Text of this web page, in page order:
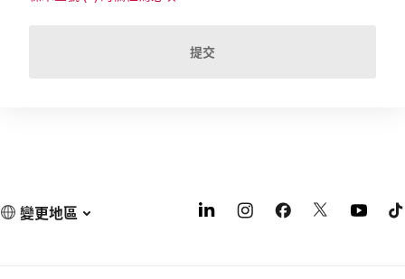
提交
變更地區